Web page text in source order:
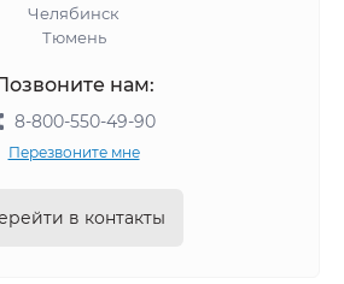
Челябинск
Тюмень
нам:
8-800-550-49-90
Перезвоните мне
в контакты